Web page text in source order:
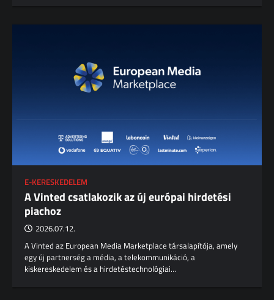
E-KERESKEDELEM
A Vinted csatlakozik az új európai hirdetési
piachoz
2026.07.12.
A Vinted az European Media Marketplace társalapítója, amely
egy új partnerség a média, a telekommunikáció, a
kiskereskedelem és a hirdetéstechnológiai…